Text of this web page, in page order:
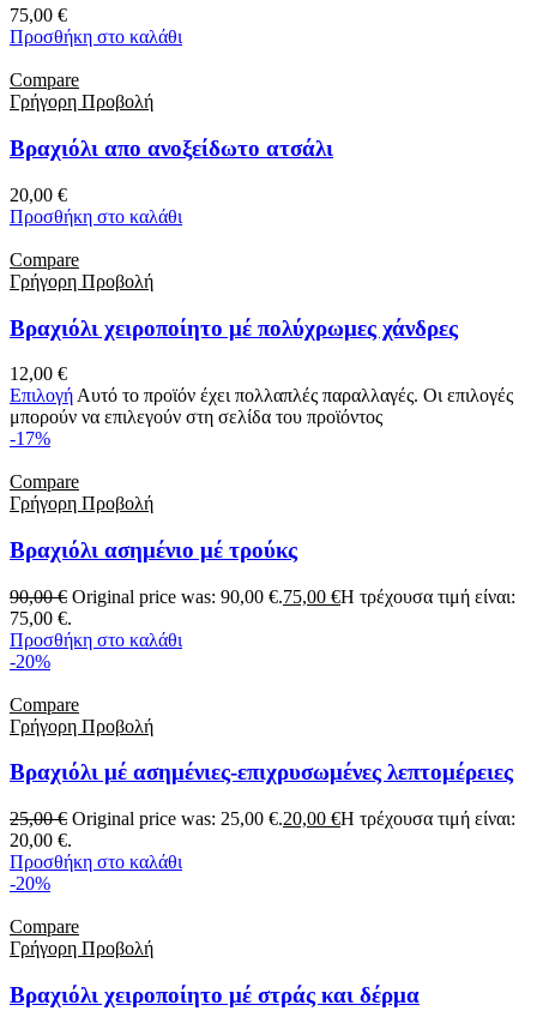
75,00 €
Προσθήκη στο καλάθι
Compare
Γρήγορη Προβολή
Βραχιόλι απο ανοξείδωτο ατσάλι
20,00 €
Προσθήκη στο καλάθι
Compare
Γρήγορη Προβολή
Βραχιόλι χειροποίητο μέ πολύχρωμες χάνδρες
12,00 €
Επιλογή Αυτό το προϊόν έχει πολλαπλές παραλλαγές. Οι επιλογές
μπορούν να επιλεγούν στη σελίδα του προϊόντος
-17%
Compare
Γρήγορη Προβολή
Βραχιόλι ασημένιο μέ τρούκς
90,00€ Original price was: 90,00 €.75,00 €Η τρέχουσα τιμή είναι:
75,00 €.
Προσθήκη στο καλάθι
-20%
Compare
Γρήγορη Προβολή
Βραχιόλι μέ ασημένιες-επιχρυσωμένες λεπτομέρειες
25,00€ Original price was: 25,00 €.20,00 €Η τρέχουσα τιμή είναι:
20,00 €.
Προσθήκη στο καλάθι
-20%
Compare
Γρήγορη Προβολή
Βραχιόλι χειροποίητο μέ στράς και δέρμα